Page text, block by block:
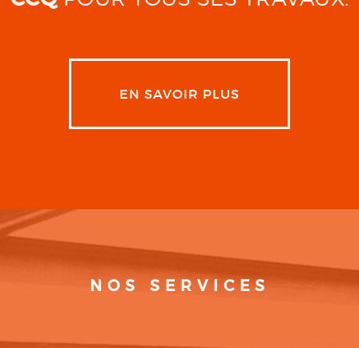
EN SAVOIR PLUS
NOS SERVICES